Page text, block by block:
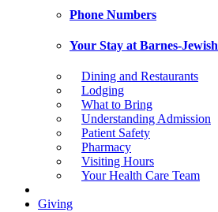
Phone Numbers
Your Stay at Barnes-Jewish
Dining and Restaurants
Lodging
What to Bring
Understanding Admission
Patient Safety
Pharmacy
Visiting Hours
Your Health Care Team
Giving